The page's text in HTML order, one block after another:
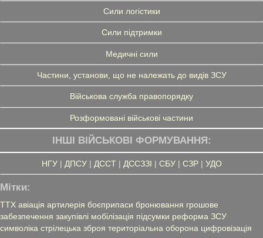
Сили логістики
Сили підтримки
Медичні сили
Частини, установи, що не належать до видів ЗСУ
Військова служба правопорядку
Розформовані військові частини
ІНШІ ВІЙСЬКОВІ ФОРМУВАННЯ:
НГУ| ДПСУ| ДССТ| ДССЗЗІ | СБУ| СЗР| УДО
Мітки:
ТТХ авіація артилерія боєприпаси бронювання грошове
забезпечення закупівлі мобілізація підсумки реформа ЗСУ
символіка стрілецька зброя територіальна оборона цифровізація